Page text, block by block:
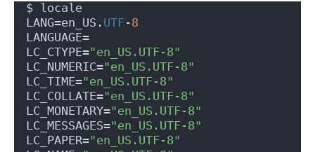
$ locale
LANG=en_US. UTF-8
LANGUAGE=
LC_CTYPE="en_US.UTF-8"
LC_NUMERIC="en_US.UTF-8"
LC_TIME="en_US.UTF-8"
LC_COLLATE="en_US.UTF-8"
LC_MONETARY="en_US.UTF-8"
LC_MESSAGES="en_US.UTF-8"
LC_PAPER="en_US.UTF-8"